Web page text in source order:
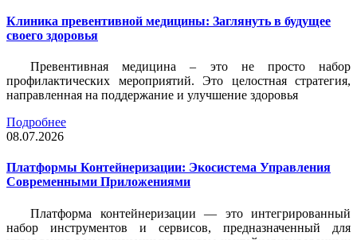
Клиника превентивной медицины: Заглянуть в будущее
своего здоровья
Превентивная медицина – это не просто набор
профилактических мероприятий. Это целостная стратегия,
направленная на поддержание и улучшение здоровья
Подробнее
08.07.2026
Платформы Контейнеризации: Экосистема Управления
Современными Приложениями
Платформа контейнеризации — это интегрированный
набор инструментов и сервисов, предназначенный для